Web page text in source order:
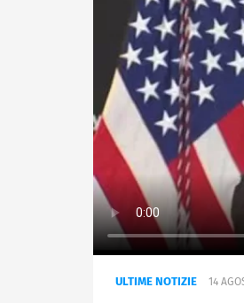
ULTIME NOTIZIE 14